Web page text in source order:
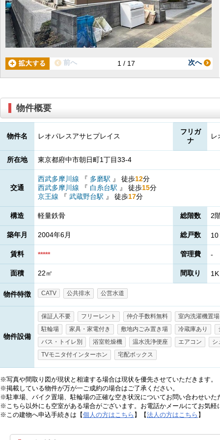
1 / 17
前へ 次へ
物件概要
物件名 レオパレスアサヒプレイス
フリガ
ナ
レ
所在地 東京都府中市朝日町1丁目33-4
交通
西武多摩川線 『 多磨駅 』 徒歩12分
西武多摩川線
『 白糸台駅 』 徒歩15分
京王線
『 武蔵野台駅 』 徒歩17分
構造 軽量鉄骨 総階数 2
築年月 2004年6月 総戸数 10
賃料 ***** 管理費 -
面積 22㎡ 間取り 1K
物件特徴 CATV 公共排水 公営水道
物件設備
保証人不要 フリーレント 仲介手数料無料
室内洗濯機置場
駐輪場
家具・家電付き 敷地内ごみ置き場 冷蔵庫あり
バス・トイレ別
浴室乾燥機 温水洗浄便座 エアコン
シ
TVモニタ付インターホン
宅配ボックス
※写真や間取り図が現状と相違する場合は現状を優先させていただきます。
※掲載している物件が万が一ご成約の場合はご了承ください。
※駐車場、バイク置場、駐輪場の正確な空き状況についてお問い合わせいた
※こちら以外にも空室がある場合がございます。お電話かメールにてお気軽
※この建物へ申込手続きは【個人の方はこちら 】【法人の方はこちら 】